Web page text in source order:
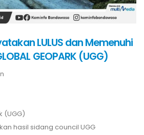
LULUS dan Memenuhi
GEOPARK (UGG)
(UGG)
hasil sidang council UGG